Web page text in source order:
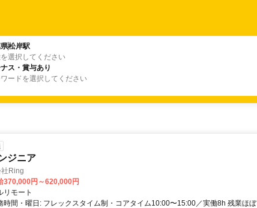
松岸駅
選択してください
ス・賞与あり
ードを選択してください
ジニア
Ring
370,000円～620,000円
リモート
時間・曜日: フレックスタイム制・コアタイム10:00〜15:00／実働8h 残業ほぼ